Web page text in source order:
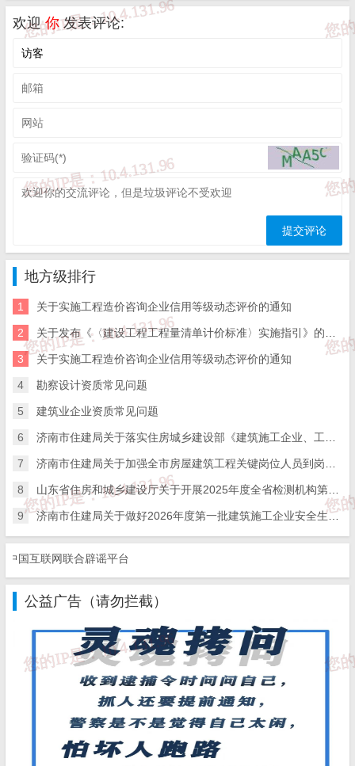
二、著作权人发现本站有侵害其合法权益的内容或作品，请
及时联系我们给出内容所在的网址，并提供相关证明资料，
在收到相关投诉后，我们会第一时间给予处理；
三、本站发布的软件仅提供给大家学习测试，请诸位用户使
用正版软件，不得商用；
时请您务必先跟我们联系并注明来源；
五、免责声明方:而立居（2li.xyz）、济南工程（微信公众
六、联系方式：☎
欢迎你发表评论:
地方级排行
1 关于实施工程造价咨询企业信用等级动态评价的通知
2 关于发布《〈建设工程工程量清单计价标准〉实施指引》的通知
3 关于实施工程造价咨询企业信用等级动态评价的通知
4 勘察设计资质常见问题
5 建筑业企业资质常见问题
6 济南市住建局关于落实住房城乡建设部《建筑施工企业、工程项目安全生产管理机构设置及安全生产管理人员配备办法》的通知
7 济南市住建局关于加强全市房屋建筑工程关键岗位人员到岗履职数字化监管的通知
8 山东省住房和城乡建设厅关于开展2025年度全省检测机构第二次能力验证工作的通知
9 济南市住建局关于做好2026年度第一批建筑施工企业安全生产管理人员考试报名工作的通知
联网联合辟谣平台
公益广告（请勿拦截）